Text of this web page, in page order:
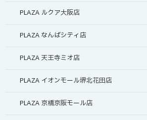
PLAZA ルクア大阪店
PLAZA なんばシティ店
PLAZA 天王寺ミオ店
PLAZA イオンモール堺北花田店
PLAZA 京橋京阪モール店